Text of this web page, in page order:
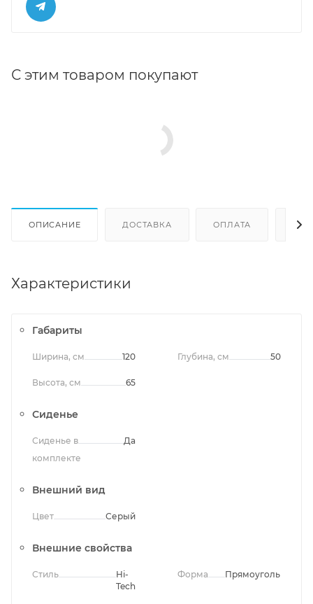
С этим товаром покупают
ОПИСАНИЕ ДОСТАВКА ОПЛАТА
Характеристики
Габариты
Ширина, см 120
Высота, см 65
Глубина, см 50
Сиденье
Сиденье в
комплекте
Да
Внешний вид
Цвет Серый
Внешние свойства
Стиль
Hi-
Tech
Форма Прямоугольная